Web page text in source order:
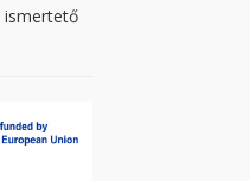
ismertető